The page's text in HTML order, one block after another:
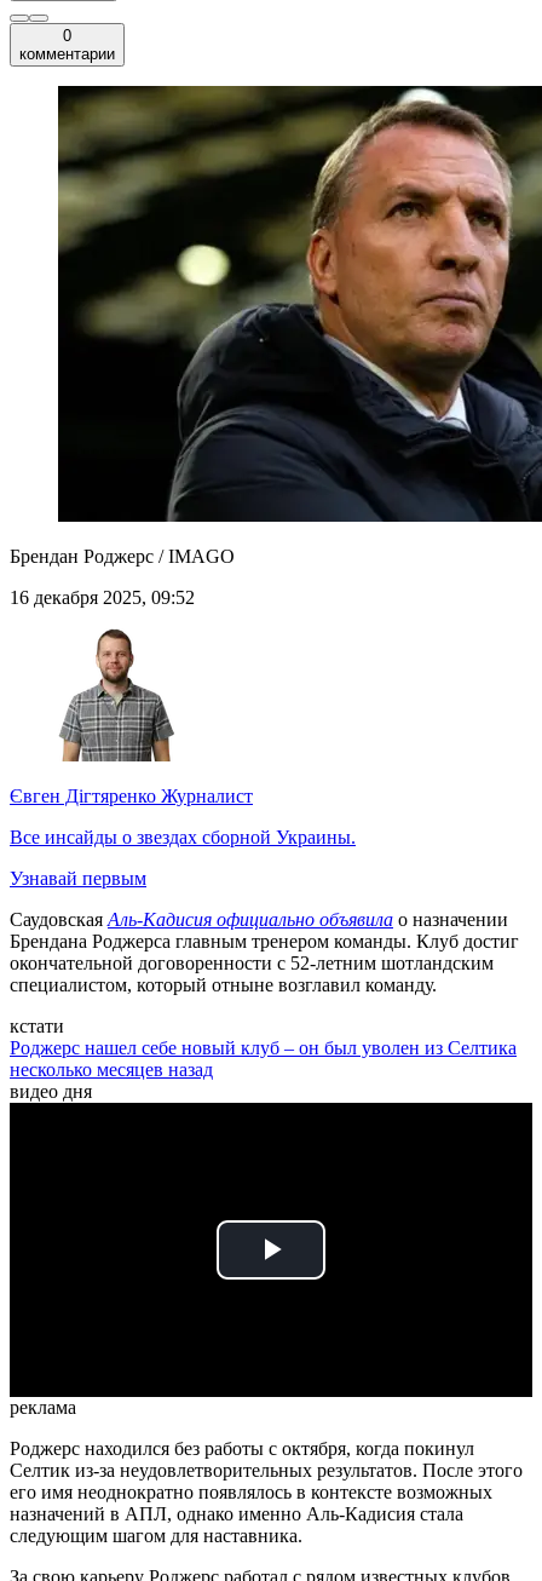
0
комментарии
Брендан Роджерс / IMAGO
16 декабря 2025, 09:52
Євген Дігтяренко Журналист
Все инсайды о звездах сборной Украины.
Узнавай первым
СаудовскаяАль-Кадисия официально объявила о назначении
Брендана Роджерса главным тренером команды. Клуб достиг
окончательной договоренности с 52-летним шотландским
специалистом, который отныне возглавил команду.
кстати
Роджерс нашел себе новый клуб – он был уволен из Селтика
несколько месяцев назад
видео дня
Play
реклама
Роджерс находился без работы с октября, когда покинул
Селтик из-за неудовлетворительных результатов. После этого
его имя неоднократно появлялось в контексте возможных
назначений в АПЛ, однако именно Аль-Кадисия стала
следующим шагом для наставника.